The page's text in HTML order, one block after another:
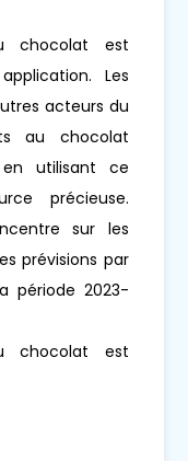
chocolat est
Les
acteurs du
au chocolat
utilisant ce
précieuse.
sur les
prévisions par
période 2023-
chocolat est